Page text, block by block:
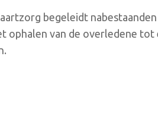
begeleidt
ophalen van de overledene